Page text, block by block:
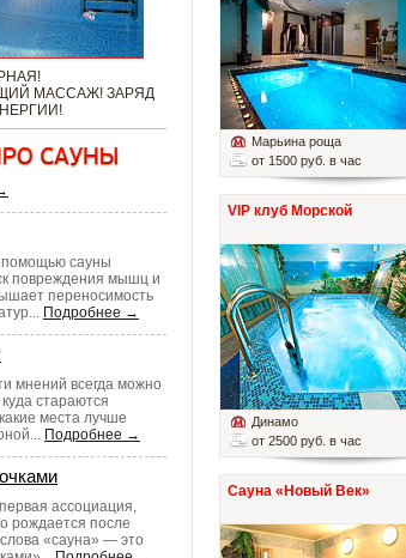
Марьина роща
от 1500 руб. в час
VIP клуб Морской
Динамо
от 2500 руб. в час
Сауна «Новый Век»
МАССАЖ! ЗАРЯД
помощью сауны
повреждения мышц и
переносимость
Подробнее →
мнений всегда можно
стараются
места лучше
Подробнее →
ассоциация,
рождается после
«сауна» — это